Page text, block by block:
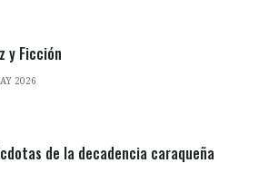
y Ficción
2026
de la decadencia caraqueña